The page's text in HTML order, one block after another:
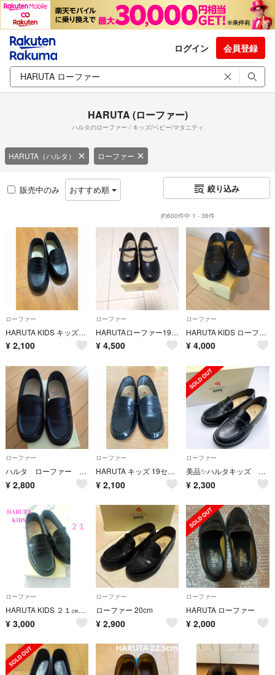
ログイン 会員登録
HARUTA (ローファー)
ハルタのローファー / キッズ/ベビー/マタニティ
HARUTA（ハルタ） ローファー
販売中のみ おすすめ順 絞り込み
約600件中 1 - 36件
ローファー
HARUTA KIDS キッズ ローファー 19センチ 黒
¥ 2,100
ローファー
HARUTAローファー19センチ
¥ 4,500
ローファー
HARUTA KIDS ローファー 20cm ブラック
¥ 4,000
ローファー
ハルタ ローファー キッズ
¥ 2,800
ローファー
HARUTA キッズ 19センチ
¥ 2,100
ローファー
美品✨ハルタキッズ HARUTA KIDS ローファー フォーマル 黒21
¥ 2,300
ローファー
HARUTA KIDS ２１㎝ 黒 ローファー
¥ 3,000
ローファー
ローファー 20cm
¥ 2,900
ローファー
HARUTA ローファー
¥ 2,000